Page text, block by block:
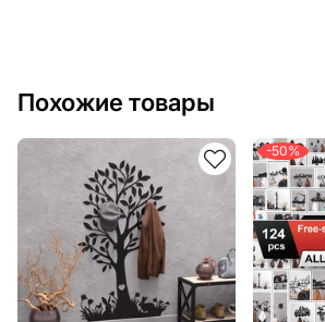
Похожие товары
-50%